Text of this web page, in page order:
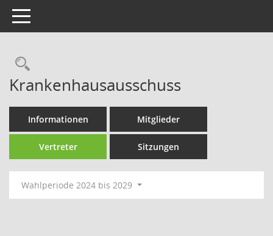
Toggle navigation
Rechercheauswahl
Krankenhausausschuss
Informationen Mitglieder
Vertreter Sitzungen
Wahlperiode 2024 bis 2029